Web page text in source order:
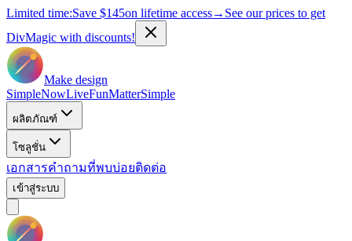
Limited time:Save $145on lifetime access→ See our prices to get
DivMagic with discounts!
Make design
SimpleNowLiveFunMatterSimple
ผลิตภัณฑ์
โซลูชั่น
เอกสารคำถามที่พบบ่อยติดต่อ
เข้าสู่ระบบ